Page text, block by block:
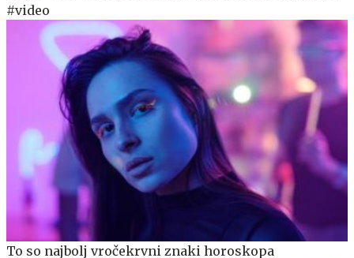
#video
To so najbolj vročekrvni znaki horoskopa